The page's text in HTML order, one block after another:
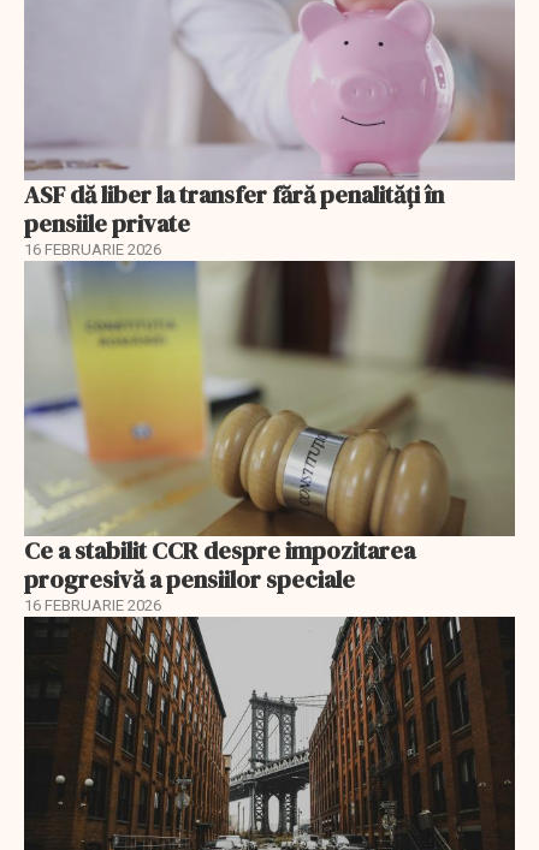
ASF dă liber la transfer fără penalități în
pensiile private
16 FEBRUARIE 2026
Ce a stabilit CCR despre impozitarea
progresivă a pensiilor speciale
16 FEBRUARIE 2026